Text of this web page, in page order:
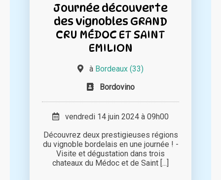
Journée découverte
des vignobles GRAND
CRU MÉDOC ET SAINT
EMILION
à Bordeaux (33)
Bordovino
vendredi 14 juin 2024 à 09h00
Découvrez deux prestigieuses régions
du vignoble bordelais en une journée ! -
Visite et dégustation dans trois
chateaux du Médoc et de Saint [...]